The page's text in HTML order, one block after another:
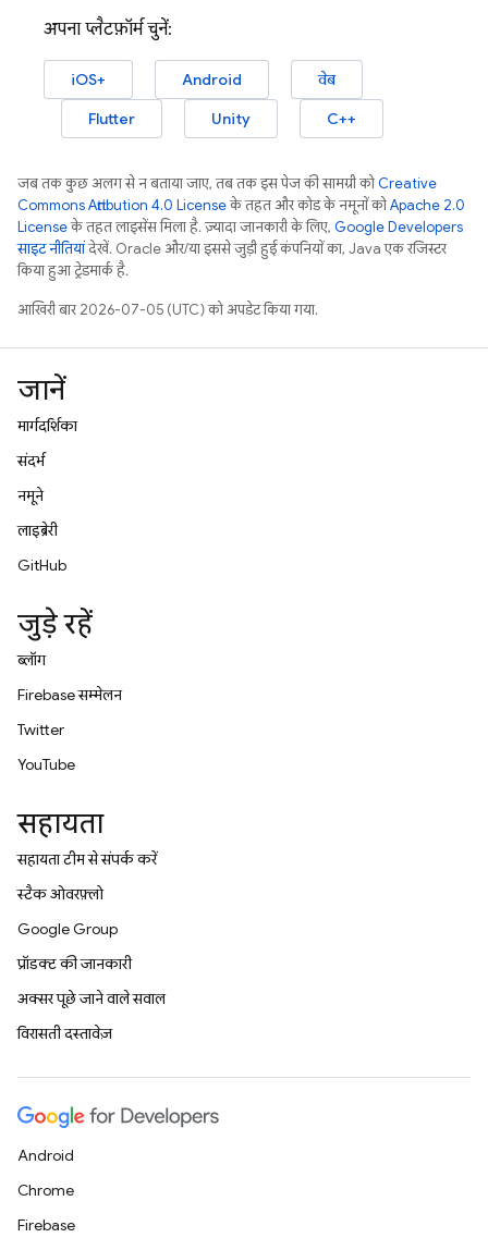
अपना प्लैटफ़ॉर्म चुनें:
iOS+ Android
वेब
Flutter
Unity C++
जब तक कुछ अलग से न बताया जाए, तब तक इस पेज की सामग्री कोCreative
Commons Attribution 4.0 Licenseके तहत और कोड के नमूनों कोApache 2.0
Licenseके तहत लाइसेंस मिला है. ज़्यादा जानकारी के लिए, Google Developers
साइट नीतियांदेखें. Oracle और/या इससे जुड़ी हुई कंपनियों का, Java एक रजिस्टर
किया हुआ ट्रेडमार्क है.
आखिरी बार 2026-07-05 (UTC) को अपडेट किया गया.
जानें
मार्गदर्शिका
संदर्भ
नमूने
लाइब्रेरी
GitHub
जुड़े रहें
ब्लॉग
Firebase सम्मेलन
Twitter
YouTube
सहायता
सहायता टीम से संपर्क करें
स्टैक ओवरफ़्लो
Google Group
प्रॉडक्ट की जानकारी
अक्सर पूछे जाने वाले सवाल
विरासती दस्तावेज़
Android
Chrome
Firebase